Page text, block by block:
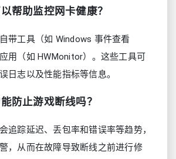
帮助监控网卡健康？
带工具（如 Windows 事件查看
用（如 HWMonitor）。这些工具可
日志以及性能指标等信息。
防止游戏断线吗？
追踪延迟、丢包率和错误率等趋势，
，从而在故障导致断线之前进行修